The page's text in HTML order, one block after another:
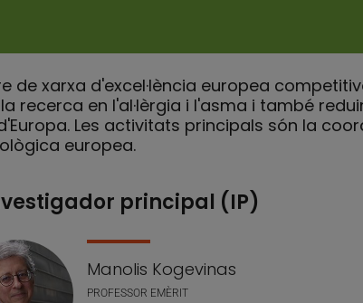
de xarxa d'excel·lència europea
recerca en l'al·lèrgia i l'asma i també
Les activitats principals són la
europea.
principal (IP)
Manolis Kogevinas
PROFESSOR EMÈRIT